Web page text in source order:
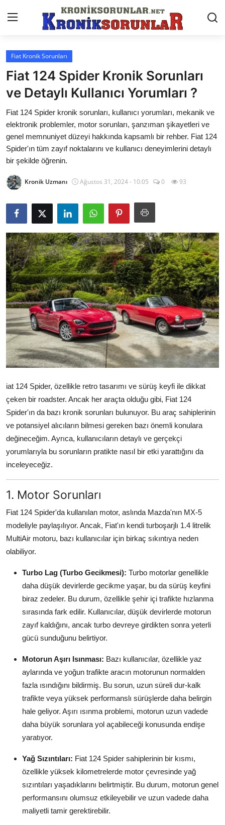
Anasayfa
Markalar
İletişim
Trafik & Cezalar
Sigorta & Kasko
Vergi & ÖTV & MTV
Sorgulamalar
İkinci El & Alım-Satım
Bakım & Arıza Çözümleri
Elektrikli & Hibrit
Kiralama & Filo
Sürüş & Güvenlik
Lastik & Jant
LPG & Yakıt
Elektrik & Akü
Klima & Konfor
Aydınlatma & Görüş
Multimedya & Elektronik
Fiat Kronik Sorunları
Fiat 124 Spider Kronik Sorunları
ve Detaylı Kullanıcı Yorumları ?
Fiat 124 Spider kronik sorunları, kullanıcı yorumları, mekanik ve
elektronik problemler, motor sorunları, şanzıman şikayetleri ve
genel memnuniyet düzeyi hakkında kapsamlı bir rehber. Fiat 124
Spider'ın tüm zayıf noktalarını ve kullanıcı deneyimlerini detaylı
bir şekilde öğrenin.
Kronik Uzmanı Ağustos 31, 2024 - 10:05 0 93
iat 124 Spider, özellikle retro tasarımı ve sürüş keyfi ile dikkat
çeken bir roadster. Ancak her araçta olduğu gibi, Fiat 124
Spider'ın da bazı kronik sorunları bulunuyor. Bu araç sahiplerinin
ve potansiyel alıcıların bilmesi gereken bazı önemli konulara
değineceğim. Ayrıca, kullanıcıların detaylı ve gerçekçi
yorumlarıyla bu sorunların pratikte nasıl bir etki yarattığını da
inceleyeceğiz.
1. Motor Sorunları
Fiat 124 Spider'da kullanılan motor, aslında Mazda'nın MX-5
modeliyle paylaşılıyor. Ancak, Fiat'ın kendi turboşarjlı 1.4 litrelik
MultiAir motoru, bazı kullanıcılar için birkaç sıkıntıya neden
olabiliyor.
Turbo Lag (Turbo Gecikmesi): Turbo motorlar genellikle
daha düşük devirlerde gecikme yaşar, bu da sürüş keyfini
biraz zedeler. Bu durum, özellikle şehir içi trafikte hızlanma
sırasında fark edilir. Kullanıcılar, düşük devirlerde motorun
zayıf kaldığını, ancak turbo devreye girdikten sonra yeterli
gücü sunduğunu belirtiyor.
Motorun Aşırı Isınması: Bazı kullanıcılar, özellikle yaz
aylarında ve yoğun trafikte aracın motorunun normalden
fazla ısındığını bildirmiş. Bu sorun, uzun süreli dur-kalk
trafikte veya yüksek performanslı sürüşlerde daha belirgin
hale geliyor. Aşırı ısınma problemi, motorun uzun vadede
daha büyük sorunlara yol açabileceği konusunda endişe
yaratıyor.
Yağ Sızıntıları: Fiat 124 Spider sahiplerinin bir kısmı,
özellikle yüksek kilometrelerde motor çevresinde yağ
sızıntıları yaşadıklarını belirtmiştir. Bu durum, motorun genel
performansını olumsuz etkileyebilir ve uzun vadede daha
maliyetli tamir gerektirebilir.